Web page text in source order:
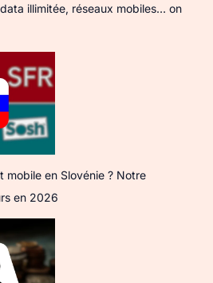
illimitée, réseaux mobiles… on
mobile en Slovénie ? Notre
en 2026